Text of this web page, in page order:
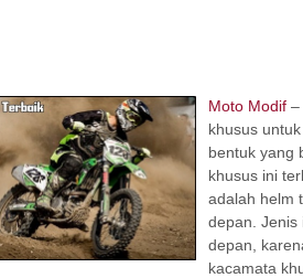
Moto Modif –
khusus
bentuk yang
khusus ini
adalah helm
depan. Jenis
depan,
kacamata